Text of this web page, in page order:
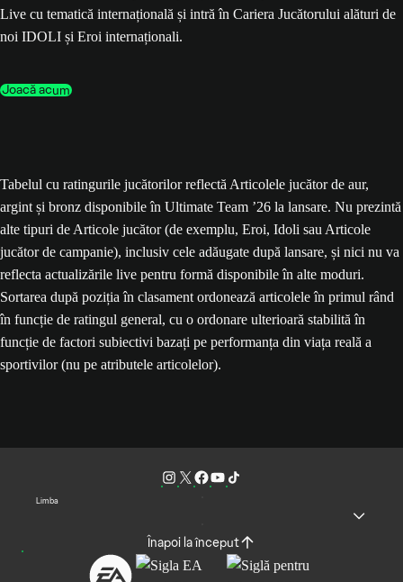
Live cu tematică internațională și intră în Cariera Jucătorului alături de
noi IDOLI și Eroi internaționali.
Joacă acum
Tabelul cu ratingurile jucătorilor reflectă Articolele jucător de aur,
argint și bronz disponibile în Ultimate Team ’26 la lansare. Nu prezintă
alte tipuri de Articole jucător (de exemplu, Eroi, Idoli sau Articole
jucător de campanie), inclusiv cele adăugate după lansare, și nici nu va
reflecta actualizările live pentru formă disponibile în alte moduri.
Sortarea după poziția în clasament ordonează articolele în primul rând
în funcție de ratingul general, cu o ordonare ulterioară stabilită în
funcție de factori subiectivi bazați pe performanța din viața reală a
sportivilor (nu pe atributele articolelor).
Limba
Înapoi la început